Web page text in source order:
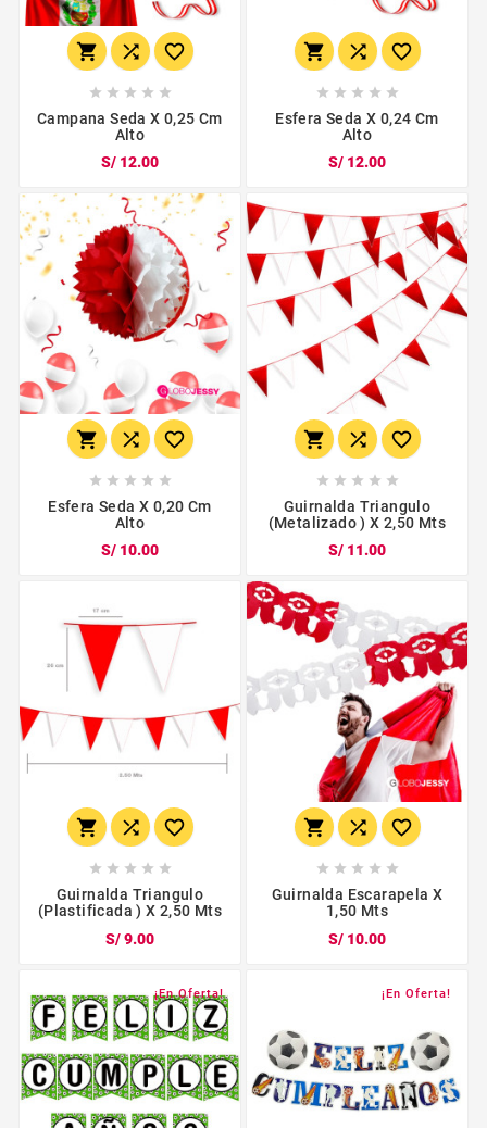
  
    
Campana Seda X 0,25 Cm
Alto
S/ 12.00
  
    
Esfera Seda X 0,24 Cm
Alto
S/ 12.00
  
    
Esfera Seda X 0,20 Cm
Alto
S/ 10.00
  
    
Guirnalda Triangulo
(Metalizado ) X 2,50 Mts
S/ 11.00
  
    
Guirnalda Triangulo
(Plastificada ) X 2,50 Mts
S/ 9.00
  
    
Guirnalda Escarapela X
1,50 Mts
S/ 10.00
¡En Oferta! ¡En Oferta!